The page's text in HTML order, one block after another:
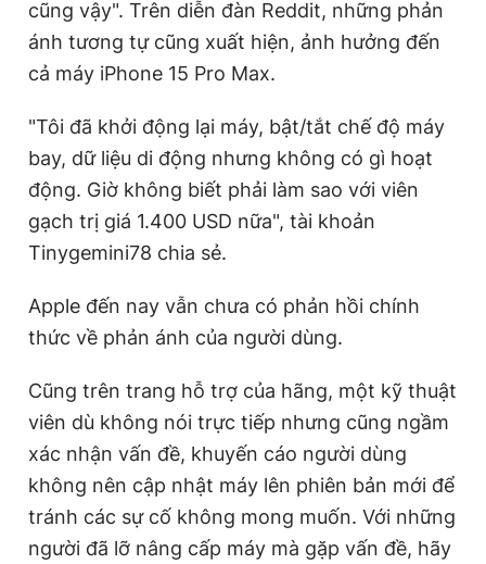
cũng vậy". Trên diễn đàn Reddit, những phản
ánh tương tự cũng xuất hiện, ảnh hưởng đến
cả máy iPhone 15 Pro Max.
"Tôi đã khởi động lại máy, bật/tắt chế độ máy
bay, dữ liệu di động nhưng không có gì hoạt
động. Giờ không biết phải làm sao với viên
gạch trị giá 1.400 USD nữa", tài khoản
Tinygemini78 chia sẻ.
Apple đến nay vẫn chưa có phản hồi chính
thức về phản ánh của người dùng.
Cũng trên trang hỗ trợ của hãng, một kỹ thuật
viên dù không nói trực tiếp nhưng cũng ngầm
xác nhận vấn đề, khuyến cáo người dùng
không nên cập nhật máy lên phiên bản mới để
tránh các sự cố không mong muốn. Với những
người đã lỡ nâng cấp máy mà gặp vấn đề, hãy